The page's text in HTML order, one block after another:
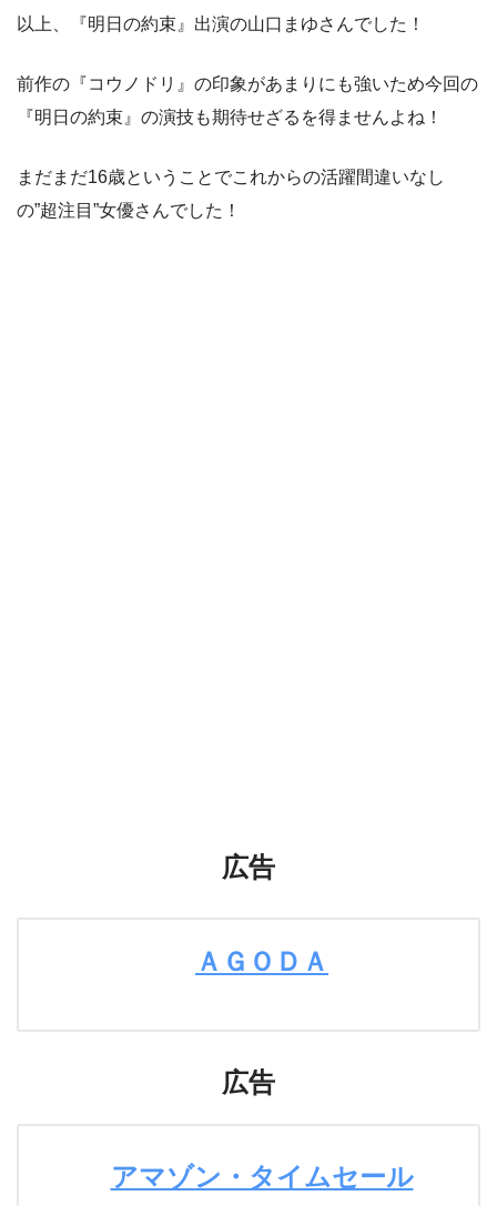
以上、『明日の約束』出演の山口まゆさんでした！
前作の『コウノドリ』の印象があまりにも強いため今回の
『明日の約束』の演技も期待せざるを得ませんよね！
まだまだ16歳ということでこれからの活躍間違いなし
の”超注目”女優さんでした！
広告
ＡＧＯＤＡ
広告
アマゾン・タイムセール